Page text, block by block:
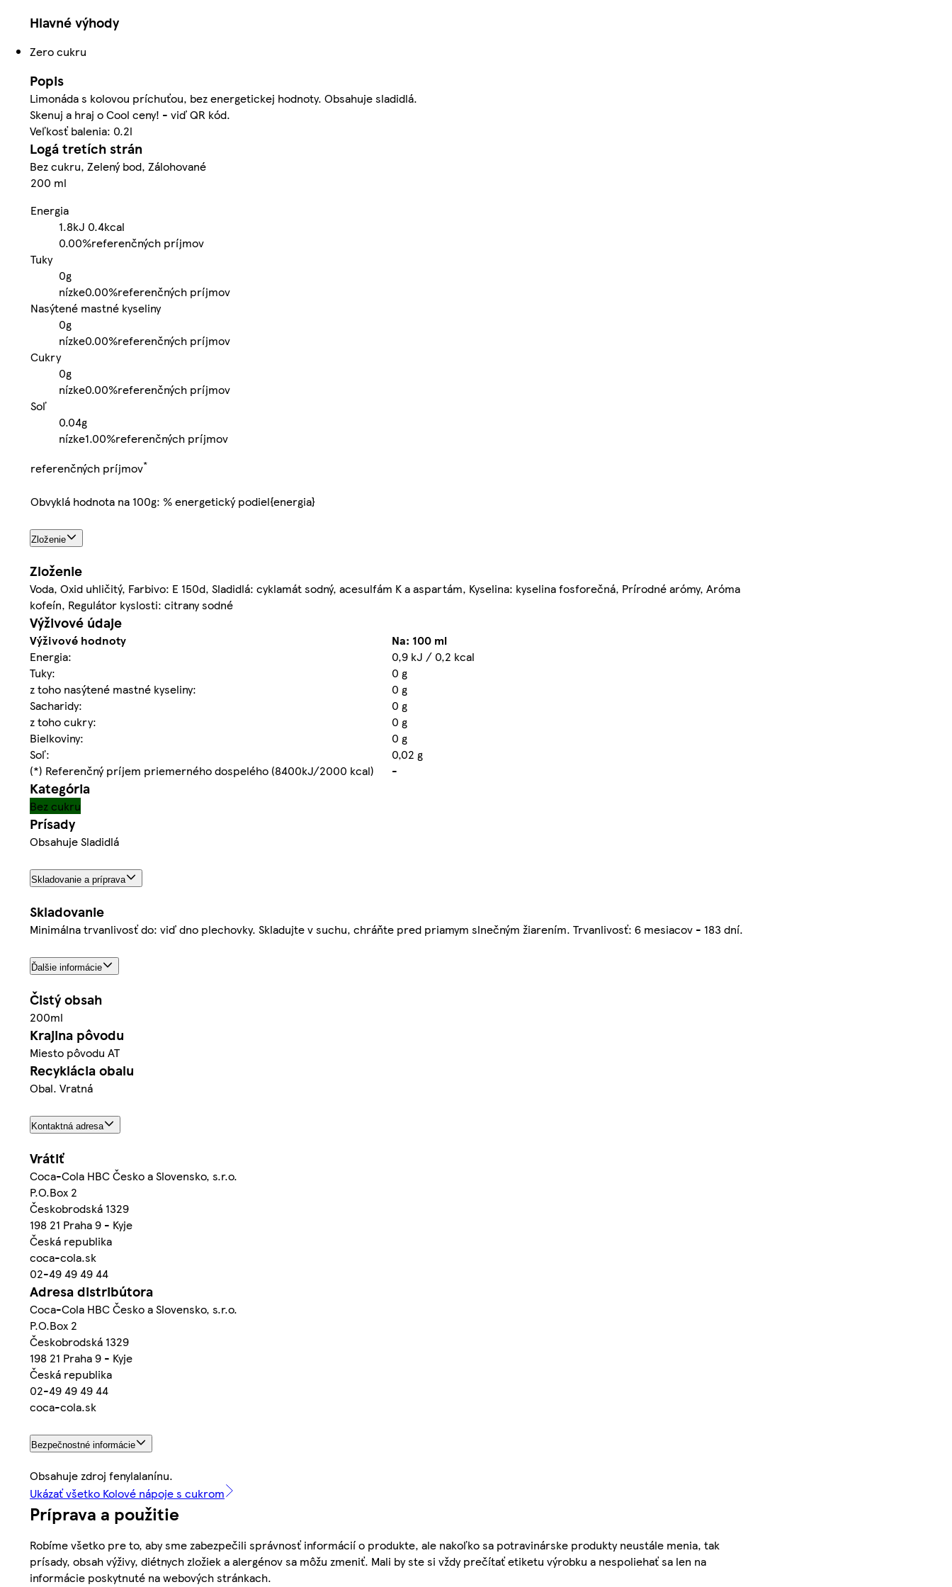
Hlavné výhody
Zero cukru
Popis
Limonáda s kolovou príchuťou, bez energetickej hodnoty. Obsahuje sladidlá.
Skenuj a hraj o Cool ceny! - viď QR kód.
Veľkosť balenia: 0.2l
Logá tretích strán
Bez cukru, Zelený bod, Zálohované
200 ml
Energia
1.8kJ 0.4kcal
0.00%referenčných príjmov
Tuky
0g
nízke0.00%referenčných príjmov
Nasýtené mastné kyseliny
0g
nízke0.00%referenčných príjmov
Cukry
0g
nízke0.00%referenčných príjmov
Soľ
0.04g
nízke1.00%referenčných príjmov
referenčných príjmov*
Obvyklá hodnota na 100g: % energetický podiel{energia}
Zloženie
Zloženie
Voda, Oxid uhličitý, Farbivo: E 150d, Sladidlá: cyklamát sodný, acesulfám K a aspartám, Kyselina: kyselina fosforečná, Prírodné arómy, Aróma
kofeín, Regulátor kyslosti: citrany sodné
Výživové údaje
Výživové hodnoty
Na: 100 ml
Energia:
0,9 kJ / 0,2 kcal
Tuky:
0 g
z toho nasýtené mastné kyseliny:
0 g
Sacharidy:
0 g
z toho cukry:
0 g
Bielkoviny:
0 g
Soľ:
0,02 g
(*) Referenčný príjem priemerného dospelého (8400kJ/2000 kcal)
-
Kategória
Bez cukru
Prísady
Obsahuje Sladidlá
Skladovanie a príprava
Skladovanie
Minimálna trvanlivosť do: viď dno plechovky. Skladujte v suchu, chráňte pred priamym slnečným žiarením. Trvanlivosť: 6 mesiacov - 183 dní.
Ďalšie informácie
Čistý obsah
200ml
Krajina pôvodu
Miesto pôvodu AT
Recyklácia obalu
Obal. Vratná
Kontaktná adresa
Vrátiť
Coca-Cola HBC Česko a Slovensko, s.r.o.
P.O.Box 2
Českobrodská 1329
198 21 Praha 9 - Kyje
Česká republika
coca-cola.sk
02-49 49 49 44
Adresa distribútora
Coca-Cola HBC Česko a Slovensko, s.r.o.
P.O.Box 2
Českobrodská 1329
198 21 Praha 9 - Kyje
Česká republika
02-49 49 49 44
coca-cola.sk
Bezpečnostné informácie
Obsahuje zdroj fenylalanínu.
Ukázať všetko Kolové nápoje s cukrom
Príprava a použitie
Robíme všetko pre to, aby sme zabezpečili správnosť informácií o produkte, ale nakoľko sa potravinárske produkty neustále menia, tak
prísady, obsah výživy, diétnych zložiek a alergénov sa môžu zmeniť. Mali by ste si vždy prečítať etiketu výrobku a nespoliehať sa len na
informácie poskytnuté na webových stránkach.